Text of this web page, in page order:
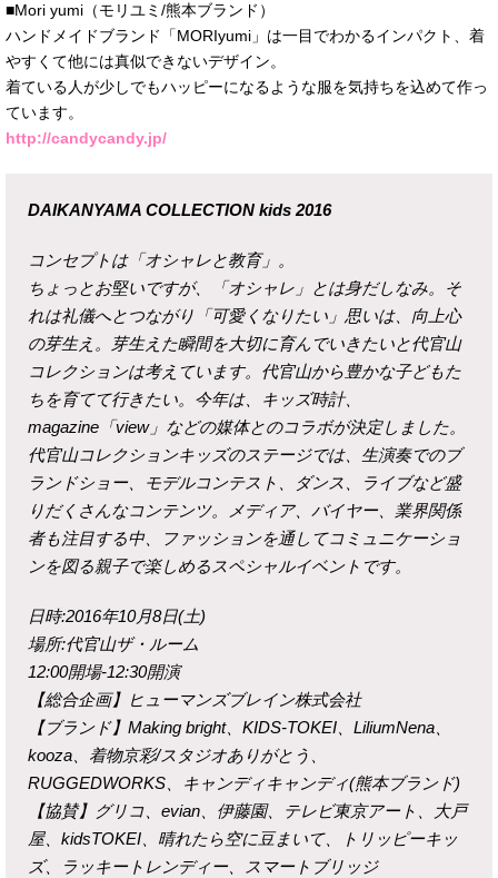
■Mori yumi（モリユミ/熊本ブランド）
ハンドメイドブランド「MORIyumi」は一目でわかるインパクト、着
やすくて他には真似できないデザイン。
着ている人が少しでもハッピーになるような服を気持ちを込めて作っ
ています。
http://candycandy.jp/
DAIKANYAMA COLLECTION kids 2016
コンセプトは「オシャレと教育」。
ちょっとお堅いですが、「オシャレ」とは身だしなみ。そ
れは礼儀へとつながり「可愛くなりたい」思いは、向上心
の芽生え。芽生えた瞬間を大切に育んでいきたいと代官山
コレクションは考えています。代官山から豊かな子どもた
ちを育てて行きたい。今年は、キッズ時計、
magazine「view」などの媒体とのコラボが決定しました。
代官山コレクションキッズのステージでは、生演奏でのブ
ランドショー、モデルコンテスト、ダンス、ライブなど盛
りだくさんなコンテンツ。メディア、バイヤー、業界関係
者も注目する中、ファッションを通してコミュニケーショ
ンを図る親子で楽しめるスペシャルイベントです。
日時:2016年10月8日(土)
場所:代官山ザ・ルーム
12:00開場-12:30開演
【総合企画】ヒューマンズブレイン株式会社
【ブランド】Making bright、KIDS-TOKEI、LiliumNena、
kooza、着物京彩/スタジオありがとう、
RUGGEDWORKS、キャンディキャンディ(熊本ブランド)
【協賛】グリコ、evian、伊藤園、テレビ東京アート、大戸
屋、kidsTOKEI、晴れたら空に豆まいて、トリッピーキッ
ズ、ラッキートレンディー、スマートブリッジ